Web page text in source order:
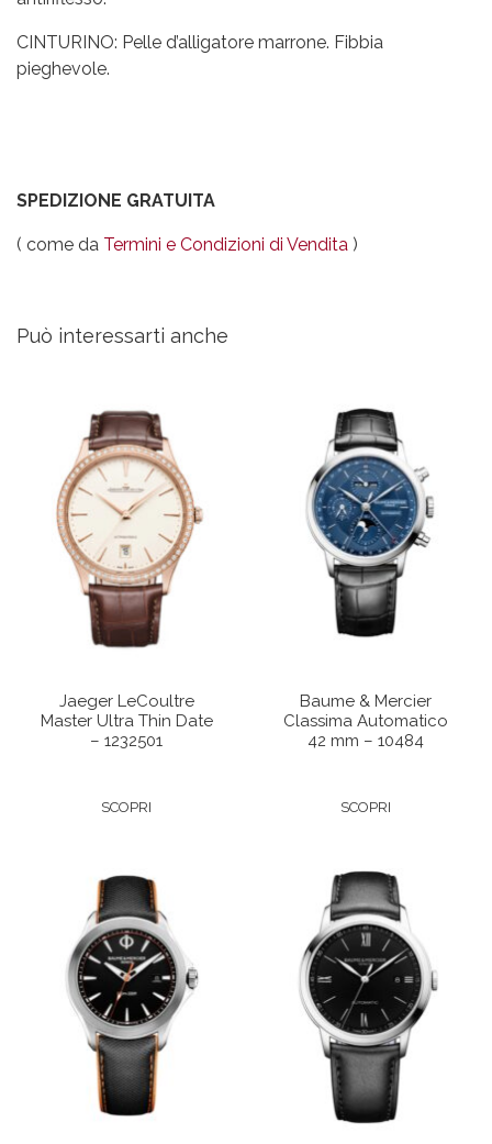
CINTURINO: Pelle d’alligatore marrone. Fibbia
pieghevole.
SPEDIZIONE GRATUITA
( come da Termini e Condizioni di Vendita )
Può interessarti anche
Jaeger LeCoultre
Master Ultra Thin Date
– 1232501
SCOPRI
Baume & Mercier
Classima Automatico
42 mm – 10484
SCOPRI